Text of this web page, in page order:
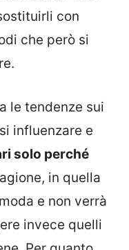
con
che però si
le tendenze sui
influenzare e
solo perché
in quella
e non verrà
invece quelli